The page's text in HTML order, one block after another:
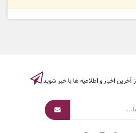
آخرین اخبار و اطلاعیه ها با خبر شوید